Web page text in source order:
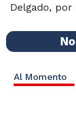
Delgado, por
Al Momento